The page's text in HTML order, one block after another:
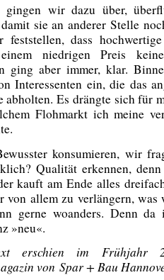
gingen wir dazu über,
sie an anderer Stelle
feststellen, dass
niedrigen Preis
ging aber immer, klar.
Interessenten ein, die das
abholten. Es drängte sich für
Flohmarkt ich meine
konsumieren, wir
Qualität erkennen,
kauft am Ende alles
von allem zu verlängern,
gerne woanders. Denn
»neu«.
erschien im Frühjahr
von Spar + Bau